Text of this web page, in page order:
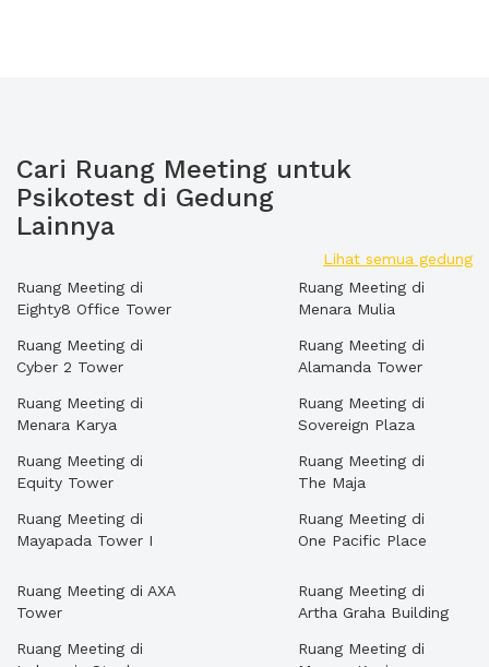
Cari Ruang Meeting untuk
Psikotest di Gedung
Lainnya
Lihat semua gedung
Ruang Meeting di
Eighty8 Office Tower
Ruang Meeting di
Cyber 2 Tower
Ruang Meeting di
Menara Karya
Ruang Meeting di
Equity Tower
Ruang Meeting di
Mayapada Tower I
Ruang Meeting di
Menara Mulia
Ruang Meeting di
Alamanda Tower
Ruang Meeting di
Sovereign Plaza
Ruang Meeting di
The Maja
Ruang Meeting di
One Pacific Place
Ruang Meeting di AXA
Tower
Ruang Meeting di
Ruang Meeting di
Artha Graha Building
Ruang Meeting di